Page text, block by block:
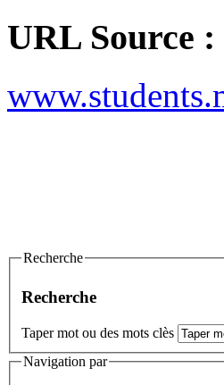
URL Source :
Recherche
Recherche
Taper mot ou des mots clès
Navigation par